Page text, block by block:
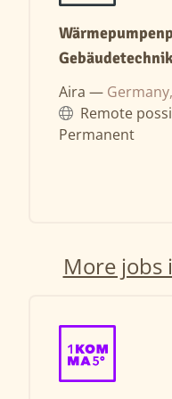
Aira —
Remote
Permanent
More jobs